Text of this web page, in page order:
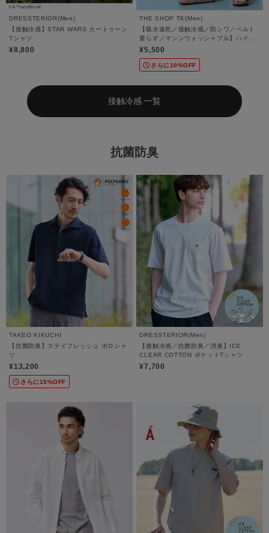
DRESSTERIOR(Men)
【接触冷感】STAR WARS カートゥーン
Tシャツ
¥8,800
THE SHOP TK(Men)
【吸水速乾／接触冷感／防シワ／ベルト
要らず／マシンウォッシャブル】ハイド
ロクールイージーパンツ
¥5,500
さらに10%OFF
接触冷感 一覧
抗菌防臭
TAKEO KIKUCHI
【抗菌防臭】ステイフレッシュ ポロシャ
ツ
¥13,200
さらに15%OFF
DRESSTERIOR(Men)
【接触冷感／抗菌防臭／消臭】ICE
CLEAR COTTON ポケットTシャツ
¥7,700